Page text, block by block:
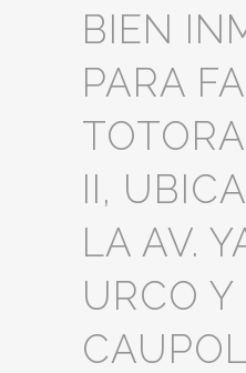
BIEN
PARA
II,
LA AV.
URCO